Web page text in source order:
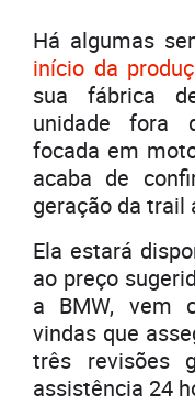
Há algumas
início da
sua fábrica
unidade fora
focada em
acaba de
geração da trail
Ela estará
ao preço
a BMW, vem
vindas que
três revisões
assistência 24